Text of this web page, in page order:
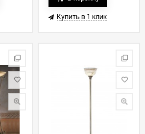
Купить в 1 клик